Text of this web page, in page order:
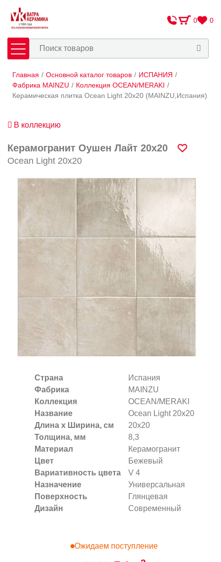
0 0
Плитка Сантехника
Сотрудничество
О Компании
Контакты
Адреса салонов
internet@kdv.ru
Главная / Основной каталог товаров / ИСПАНИЯ /
Фабрика MAINZU / Коллекция OCEAN/MERAKI /
Керамическая плитка Ocean Light 20х20 (MAINZU,Испания)
В коллекцию
Керамогранит Оушен Лайт 20х20
Ocean Light 20х20
Страна
Испания
Фабрика
MAINZU
Коллекция
OCEAN/MERAKI
Название
Ocean Light 20х20
Длина х Ширина, см
20x20
Толщина, мм
8,3
Материал
Керамогранит
Цвет
Бежевый
Вариативность цвета
V 4
Назначение
Универсальная
Поверхность
Глянцевая
Дизайн
Современный
Ожидаем поступление